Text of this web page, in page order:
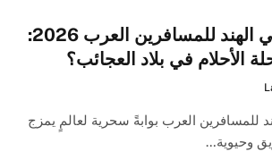
دليل السياحة في الهند للمسافرين العرب 2026:
الأحلام في بلاد العجائب؟
للمسافرين العرب بوابةً سحرية لعالمٍ يمزج
وحيوية…